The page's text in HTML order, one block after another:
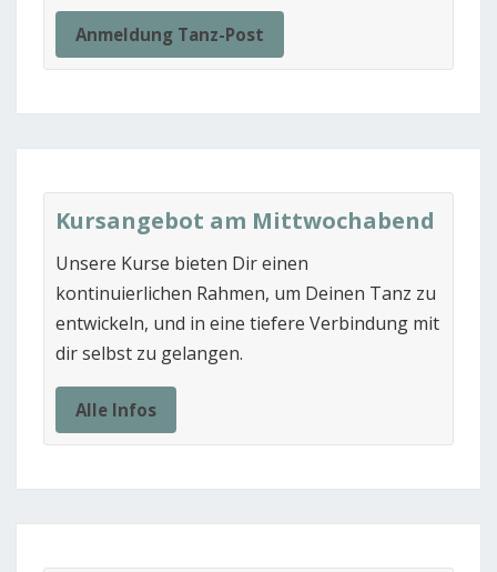
Anmeldung Tanz-Post
Kursangebot am Mittwochabend
Unsere Kurse bieten Dir einen
kontinuierlichen Rahmen, um Deinen Tanz zu
entwickeln, und in eine tiefere Verbindung mit
dir selbst zu gelangen.
Alle Infos